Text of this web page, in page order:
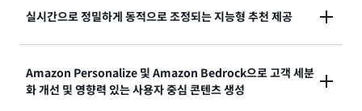
공 지능을 사용하여 웹 사이트, 애플리케이션, 검색 엔진,
마케팅 채널 전반에서 짧은 지연 시간으로 추천을 제공
할 수 있도록 지원합니다.
라를 관리하는 Amazon Personalize를 설정할 수 있습
니다. 완전관리형 AI 기반 추천 서비스인 Amazon
모델을 통해 가치 창출 시간을 단축하므로 초개인화된
경험으로 사용자의 참여를 유도할 수 있습니다.
실시간으로 정밀하게 동적으로 조정되는 지능형 추천 제공
리케이션을 실시간으로 사용하는 방식에 맞게 조정되는
추천을 생성하는 정교한 알고리즘을 사용합니다.
Amazon Personalize 및 Amazon Bedrock으로 고객 세분
화 개선 및 영향력 있는 사용자 중심 콘텐츠 생성